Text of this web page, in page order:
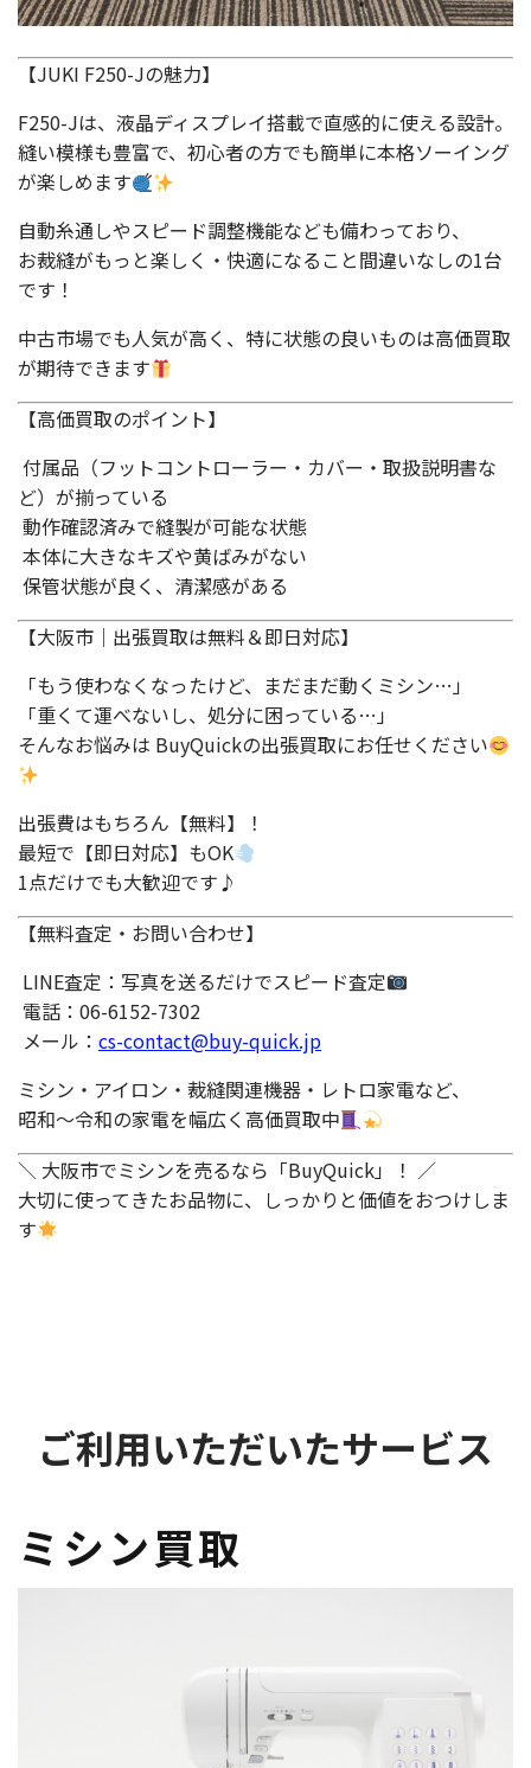
【JUKI F250-Jの魅力】
F250-Jは、液晶ディスプレイ搭載で直感的に使える設計。
縫い模様も豊富で、初心者の方でも簡単に本格ソーイング
が楽しめます
自動糸通しやスピード調整機能なども備わっており、
お裁縫がもっと楽しく・快適になること間違いなしの1台
です！
中古市場でも人気が高く、特に状態の良いものは高価買取
が期待できます
【高価買取のポイント】
付属品（フットコントローラー・カバー・取扱説明書な
ど）が揃っている
動作確認済みで縫製が可能な状態
本体に大きなキズや黄ばみがない
保管状態が良く、清潔感がある
【大阪市｜出張買取は無料＆即日対応】
「もう使わなくなったけど、まだまだ動くミシン…」
「重くて運べないし、処分に困っている…」
そんなお悩みは BuyQuickの出張買取にお任せください
出張費はもちろん【無料】！
最短で【即日対応】もOK
1点だけでも大歓迎です♪
【無料査定・お問い合わせ】
LINE査定：写真を送るだけでスピード査定
電話：06-6152-7302
メール： cs-contact@buy-quick.jp
ミシン・アイロン・裁縫関連機器・レトロ家電など、
昭和〜令和の家電を幅広く高価買取中
＼ 大阪市でミシンを売るなら「BuyQuick」！ ／
大切に使ってきたお品物に、しっかりと価値をおつけしま
す
ご利用いただいたサービス
ミシン買取